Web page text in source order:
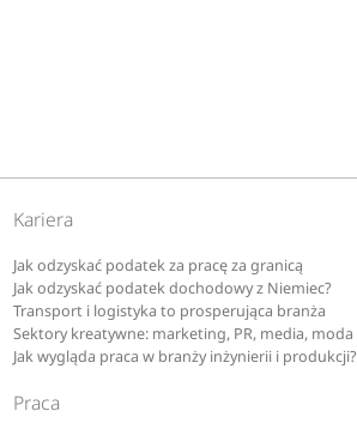
Kariera
Jak odzyskać podatek za pracę za granicą
Jak odzyskać podatek dochodowy z Niemiec?
Transport i logistyka to prosperująca branża
Sektory kreatywne: marketing, PR, media, moda
Jak wygląda praca w branży inżynierii i produkcji?
Praca